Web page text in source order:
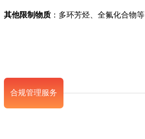
其他限制物质 ：多环芳烃、全氟化合物等
合规管理服务